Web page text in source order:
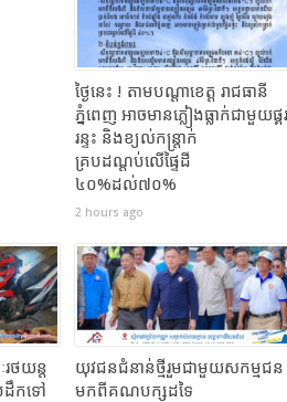
ថ្ងៃនេះ ! តាមបណ្តាខេត្ត រាជធានី
ភ្នំពេញ អាចមានភ្លៀងធ្លាក់ជាមួយផ្គរ
រន្ទះ និងខ្យល់កន្ត្រាក់
គ្របដណ្តប់លើផ្ទៃដី
៤០%ដល់៧០%
2 hours ago
ថយន្ត
ដឹកទៅ
យុវជនជំនាន់ថ្មីរួមជាមួយសកម្មជន
មកពីគណបក្សដទៃ